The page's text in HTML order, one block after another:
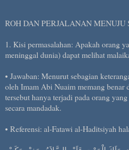
ROH DAN PERJALANAN
1. Kisi permasalahan: Apakah orang
meninggal dunia) dapat melihat
• Jawaban: Menurut sebagian
oleh Imam Abi Nuaim memang benar
tersebut hanya terjadi pada orang
secara mandadak.
• Referensi: al-Fatawi al-Haditsiyah